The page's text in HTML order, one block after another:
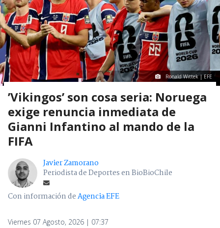
Ronald Wittek | EFE
’Vikingos’ son cosa seria: Noruega
exige renuncia inmediata de
Gianni Infantino al mando de la
FIFA
Javier Zamorano
Periodista de Deportes en BioBioChile
Con información deAgencia EFE
Viernes 07 Agosto, 2026 | 07:37